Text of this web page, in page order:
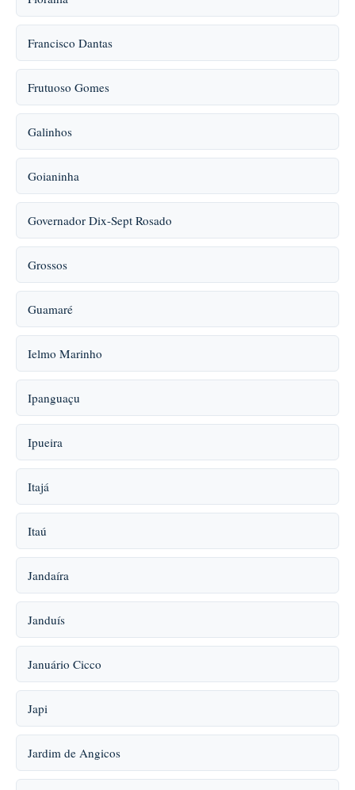
Francisco Dantas
Frutuoso Gomes
Galinhos
Goianinha
Governador Dix-Sept Rosado
Grossos
Guamaré
Ielmo Marinho
Ipanguaçu
Ipueira
Itajá
Itaú
Jandaíra
Janduís
Januário Cicco
Japi
Jardim de Angicos